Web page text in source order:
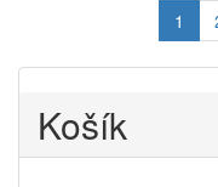
1
Košík